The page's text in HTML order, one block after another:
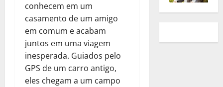
conhecem em um
casamento de um amigo
em comum e acabam
juntos em uma viagem
inesperada. Guiados pelo
GPS de um carro antigo,
eles chegam a um campo